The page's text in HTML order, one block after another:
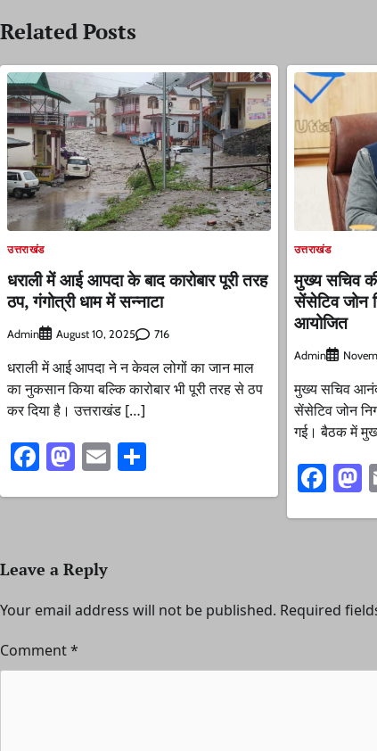
Related Posts
उत्तराखंड
धराली में आई आपदा के बाद कारोबार पूरी तरह
ठप, गंगोत्री धाम में सन्नाटा
Admin August 10, 2025 716
धराली में आई आपदा ने न केवल लोगों का जान माल
का नुकसान किया बल्कि कारोबार भी पूरी तरह से ठप
कर दिया है। उत्तराखंड […]
Facebook
Mastodon
Email
उत्तराखंड
मुख्य सचिव
सेंसेटिव जोन
आयोजित
Admin
मुख्य सचिव आनंद
सेंसेटिव जोन
गई। बैठक में
Leave a Reply
Your email address will not be published. Required
Comment*